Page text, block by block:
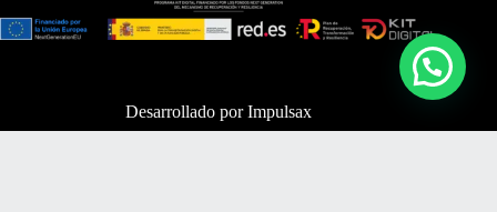
Desarrollado porImpulsax